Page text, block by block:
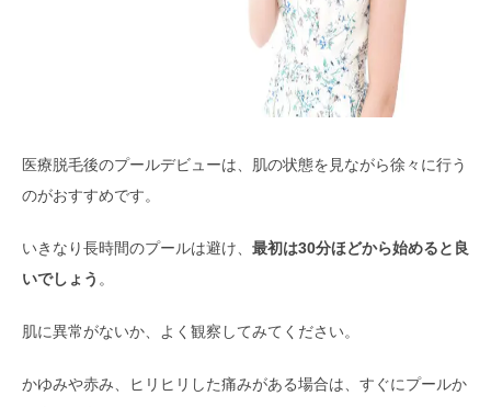
医療脱毛後のプールデビューは、肌の状態を見ながら徐々に行う
のがおすすめです。
いきなり長時間のプールは避け、 最初は30分ほどから始めると良
いでしょう 。
肌に異常がないか、よく観察してみてください。
かゆみや赤み、ヒリヒリした痛みがある場合は、すぐにプールか